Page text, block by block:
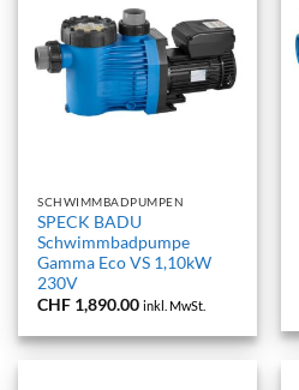
SCHWIMMBADPUMPEN
SPECK BADU
Schwimmbadpumpe
Gamma Eco VS 1,10kW
230V
CHF 1,890.00 inkl. MwSt.